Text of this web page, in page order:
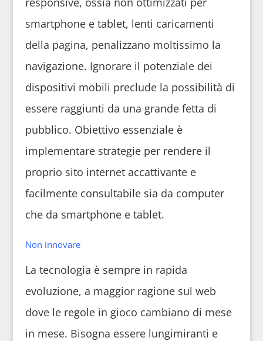
smartphone e tablet, lenti caricamenti
della pagina, penalizzano moltissimo la
navigazione. Ignorare il potenziale dei
dispositivi mobili preclude la possibilità di
essere raggiunti da una grande fetta di
pubblico. Obiettivo essenziale è
implementare strategie per rendere il
proprio sito internet accattivante e
facilmente consultabile sia da computer
che da smartphone e tablet.
Non innovare
La tecnologia è sempre in rapida
evoluzione, a maggior ragione sul web
dove le regole in gioco cambiano di mese
in mese. Bisogna essere lungimiranti e